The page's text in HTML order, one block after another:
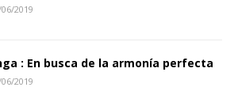
2019
: En busca de la armonía perfecta
2019